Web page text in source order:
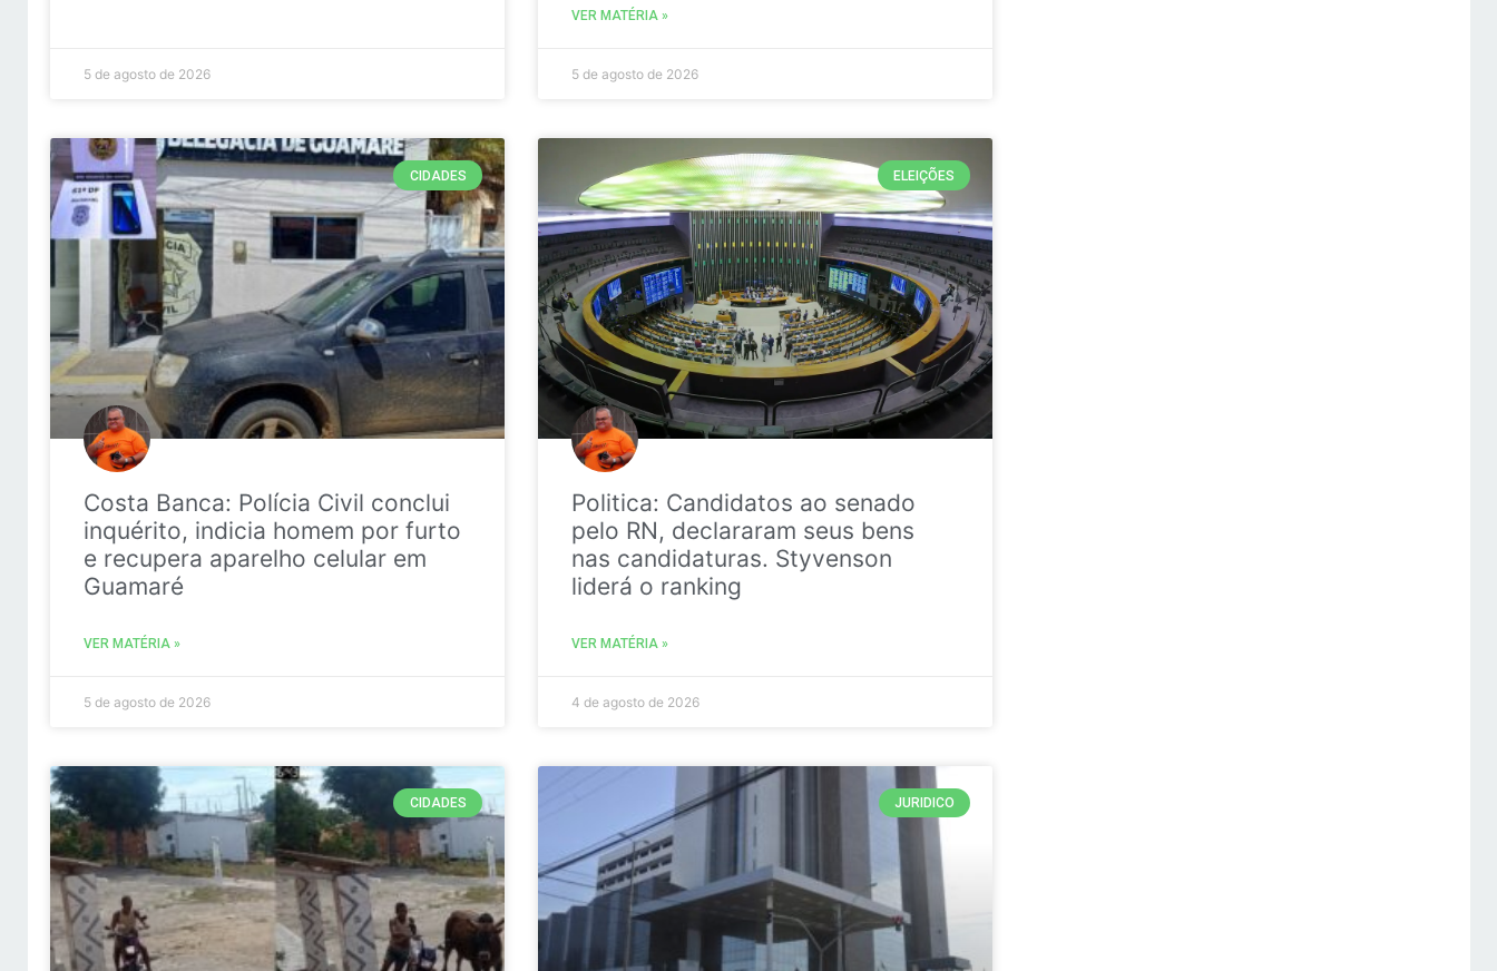
5 de agosto de 2026
VER MATÉRIA »
5 de agosto de 2026
CIDADES
Costa Banca: Polícia Civil conclui
inquérito, indicia homem por furto
e recupera aparelho celular em
Guamaré
VER MATÉRIA »
5 de agosto de 2026
ELEIÇÕES
Politica: Candidatos ao senado
pelo RN, declararam seus bens
nas candidaturas. Styvenson
liderá o ranking
VER MATÉRIA »
4 de agosto de 2026
CIDADES JURIDICO